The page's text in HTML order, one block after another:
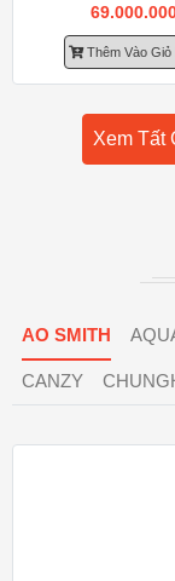
Thêm Vào Giỏ
Xem Tất
AO SMITH
CANZY